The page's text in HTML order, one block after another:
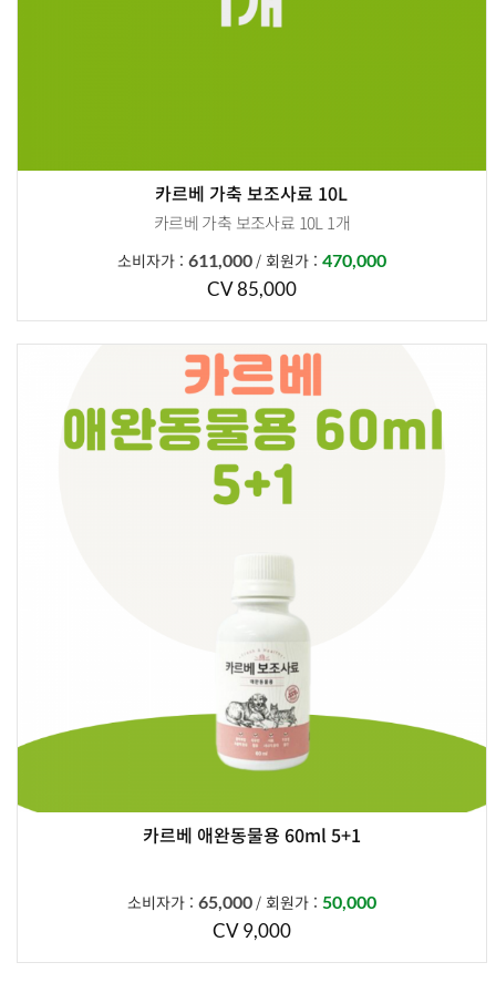
카르베 가축 보조사료 10L
카르베 가축 보조사료 10L 1개
말통 뚜껑은 말통 오프너 사용하셔야 개봉됩니다.
소비자가 : 611,000 / 회원가 : 470,000
CV 85,000
카르베 애완동물용 60ml 5+1
소비자가 : 65,000/ 회원가 : 50,000
CV 9,000